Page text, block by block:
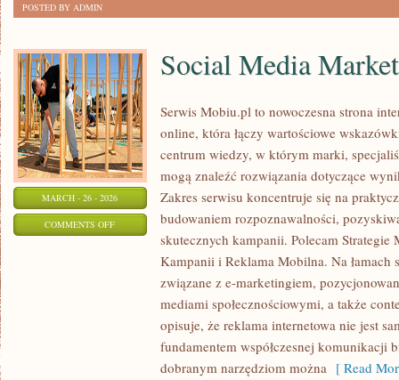
POSTED BY ADMIN
MARCH - 26 - 2026
COMMENTS OFFON
MARKETING
Social Media
Serwis Mobiu.pl to nowoczesna strona
online, która łączy wartościowe
centrum wiedzy, w którym marki,
mogą znaleźć rozwiązania dotyczące
Zakres serwisu koncentruje się na
budowaniem rozpoznawalności,
skutecznych kampanii. Polecam Strategie
Kampanii i Reklama Mobilna. Na łamach
związane z e-marketingiem,
mediami społecznościowymi, a także
opisuje, że reklama internetowa nie jest
fundamentem współczesnej komunikacji
dobranym narzędziom można [ Read